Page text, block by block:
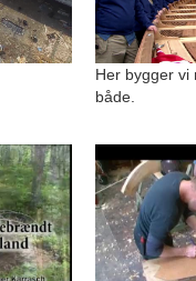
Her bygger vi
både.